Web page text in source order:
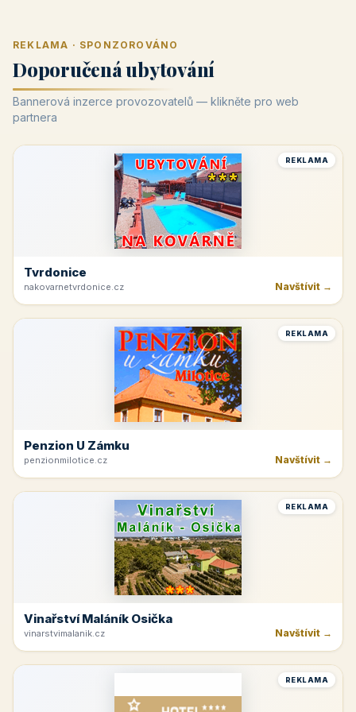
REKLAMA · SPONZOROVÁNO
Doporučená ubytování
Bannerová inzerce provozovatelů — klikněte pro web
partnera
REKLAMA
Tvrdonice
nakovarnetvrdonice.cz Navštívit →
REKLAMA
Penzion U Zámku
penzionmilotice.cz Navštívit →
REKLAMA
Vinařství Maláník Osička
vinarstvimalanik.cz Navštívit →
REKLAMA